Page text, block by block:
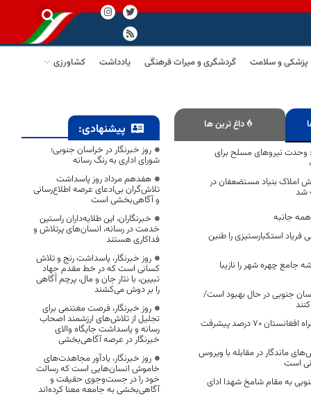
پزشکی و سلامت گردشگری و میراث فرهنگی یادداشت
کشاورزی
داغ ترین ها
وحدت نیروهای مسلح برای
املاک بنیاد مستضعفان در
شد
جانبه
استکبارستیزی را طنین‌
جامع چهره شهر را نازیبا
جنوبی در حال بهبود است/
محور میل ۷۸ به فراه افغانستان ۷۰ درصد پیشرفت
ماندگار در مقابله با ویروس
است
به مقام شامخ شهدا ادای
پیشنهادی:
روز خبرنگار در خراسان جنوبی؛
شورای اداری به رنگ رسانه
هفدهم مرداد روز پاسداشت
تلاش‌گران بی‌ادعای عرصه اطلاع‌رسانی
و آگاهی‌بخشی است
خبرنگاران، این طلایه‌داران راستین
خدمت در رسانه، انسان‌های پرتلاش و
فداکاری هستند
روز خبرنگار، پاسداشت رنج و تلاش
کسانی است که در خط مقدم جهاد
تبیین، با نثار جان و مال، پرچم آگاهی
را بر دوش می‌کشند
روز خبرنگار، فرصت مغتنمی برای
تجلیل از تلاش‌های ارزشمند اصحاب
رسانه و پاسداشت جایگاه والای
خبرنگار در عرصه آگاهی‌بخشی
روز خبرنگار، یادآور مجاهدت‌های
خاموش انسان‌هایی است که رسالت
خود را در جست‌وجوی حقیقت و
آگاهی‌بخشی به جامعه معنا کرده‌اند